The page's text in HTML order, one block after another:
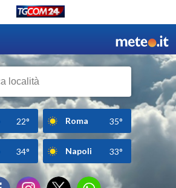
22° Roma 35°
34° Napoli 33°